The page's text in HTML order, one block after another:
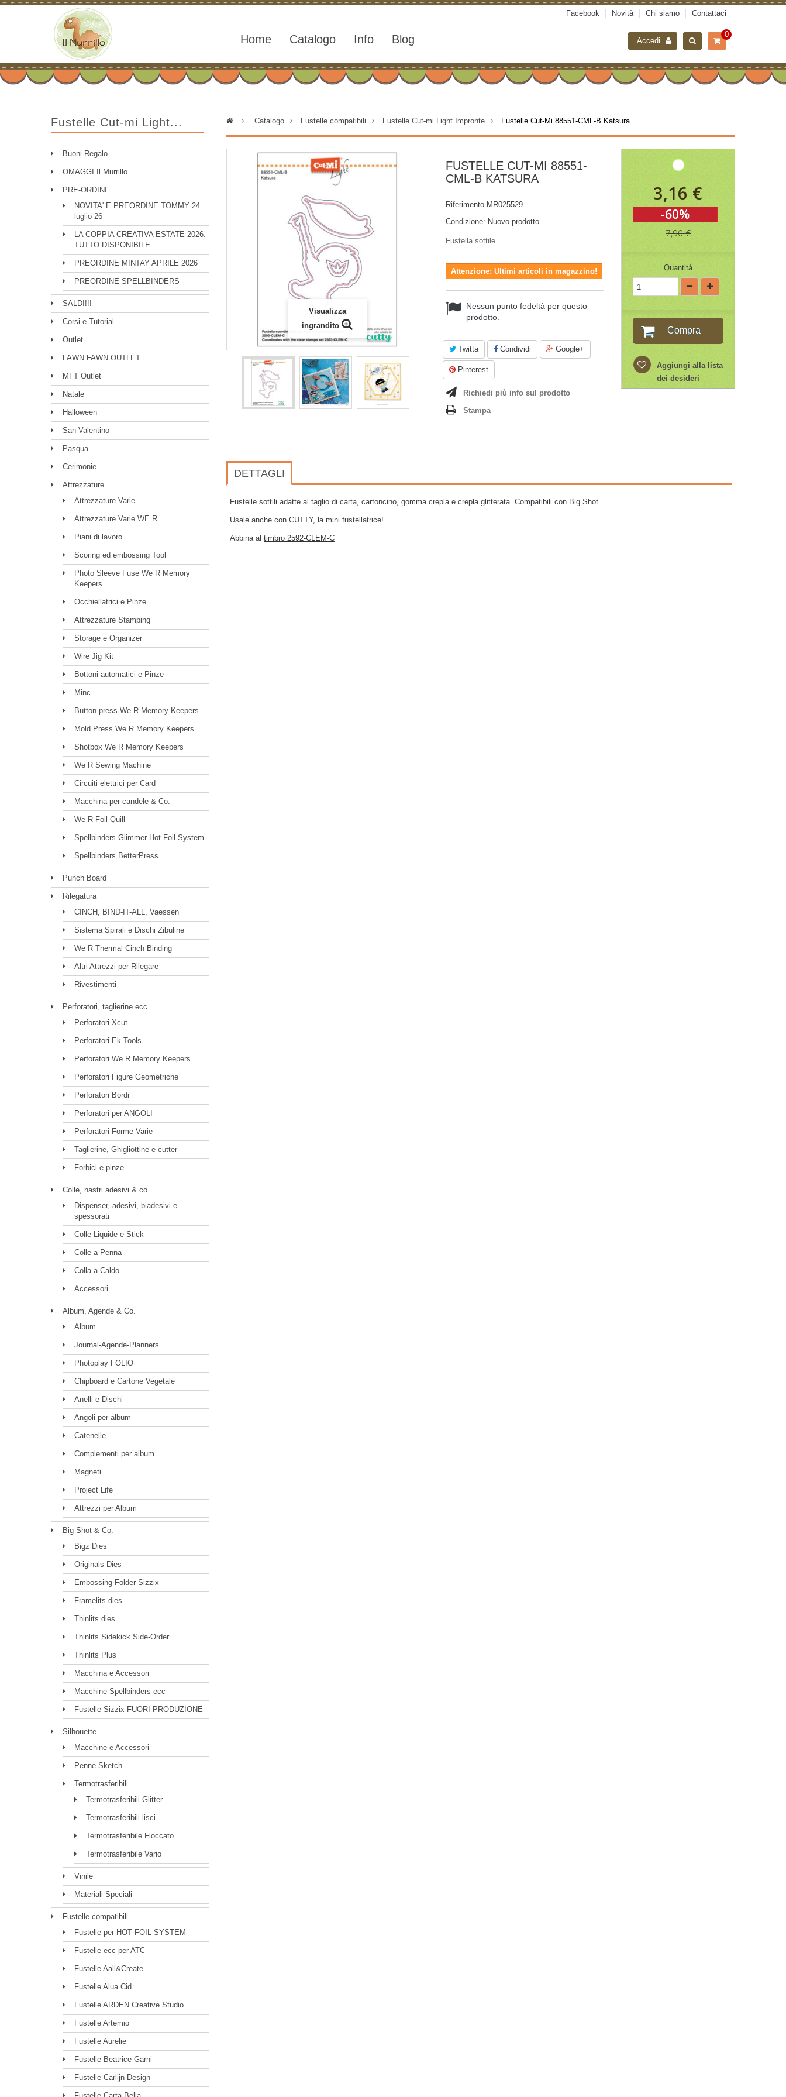
Facebook Novità Chi siamo Contattaci
0
Home Catalogo Info Blog Accedi
Fustelle Cut-mi Light...
Buoni Regalo
OMAGGI Il Murrillo
PRE-ORDINI
NOVITA' E PREORDINE TOMMY 24
luglio 26
LA COPPIA CREATIVA ESTATE 2026:
TUTTO DISPONIBILE
PREORDINE MINTAY APRILE 2026
PREORDINE SPELLBINDERS
SALDI!!!
Corsi e Tutorial
Outlet
LAWN FAWN OUTLET
MFT Outlet
Natale
Halloween
San Valentino
Pasqua
Cerimonie
Attrezzature
Attrezzature Varie
Attrezzature Varie WE R
Piani di lavoro
Scoring ed embossing Tool
Photo Sleeve Fuse We R Memory
Keepers
Occhiellatrici e Pinze
Attrezzature Stamping
Storage e Organizer
Wire Jig Kit
Bottoni automatici e Pinze
Minc
Button press We R Memory Keepers
Mold Press We R Memory Keepers
Shotbox We R Memory Keepers
We R Sewing Machine
Circuiti elettrici per Card
Macchina per candele & Co.
We R Foil Quill
Spellbinders Glimmer Hot Foil System
Spellbinders BetterPress
Punch Board
Rilegatura
CINCH, BIND-IT-ALL, Vaessen
Sistema Spirali e Dischi Zibuline
We R Thermal Cinch Binding
Altri Attrezzi per Rilegare
Rivestimenti
Perforatori, taglierine ecc
Perforatori Xcut
Perforatori Ek Tools
Perforatori We R Memory Keepers
Perforatori Figure Geometriche
Perforatori Bordi
Perforatori per ANGOLI
Perforatori Forme Varie
Taglierine, Ghigliottine e cutter
Forbici e pinze
Colle, nastri adesivi & co.
Dispenser, adesivi, biadesivi e
spessorati
Colle Liquide e Stick
Colle a Penna
Colla a Caldo
Accessori
Album, Agende & Co.
Album
Journal-Agende-Planners
Photoplay FOLIO
Chipboard e Cartone Vegetale
Anelli e Dischi
Angoli per album
Catenelle
Complementi per album
Magneti
Project Life
Attrezzi per Album
Big Shot & Co.
Bigz Dies
Originals Dies
Embossing Folder Sizzix
Framelits dies
Thinlits dies
Thinlits Sidekick Side-Order
Thinlits Plus
Macchina e Accessori
Macchine Spellbinders ecc
Fustelle Sizzix FUORI PRODUZIONE
Silhouette
Macchine e Accessori
Penne Sketch
Termotrasferibili
Termotrasferibili Glitter
Termotrasferibili lisci
Termotrasferibile Floccato
Termotrasferibile Vario
Vinile
Materiali Speciali
Fustelle compatibili
Fustelle per HOT FOIL SYSTEM
Fustelle ecc per ATC
Fustelle Aall&Create
Fustelle Alua Cid
Fustelle ARDEN Creative Studio
Fustelle Artemio
Fustelle Aurelie
Fustelle Beatrice Garni
Fustelle Carlijn Design
> Catalogo > Fustelle compatibili > Fustelle Cut-mi Light Impronte > Fustelle Cut-Mi 88551-CML-B Katsura
Visualizza
ingrandito
FUSTELLE CUT-MI 88551-
CML-B KATSURA
Riferimento MR025529
Condizione: Nuovo prodotto
Fustella sottile
Attenzione: Ultimi articoli in magazzino!
Nessun punto fedeltà per questo
prodotto.
Twitta Condividi Google+
Pinterest
Richiedi più info sul prodotto
Stampa
3,16 €
-60%
7,90 €
Quantità
Compra
Aggiungi alla lista
dei desideri
DETTAGLI
Fustelle sottili adatte al taglio di carta, cartoncino, gomma crepla e crepla glitterata. Compatibili con Big Shot.
Usale anche con CUTTY, la mini fustellatrice!
Abbina al timbro 2592-CLEM-C